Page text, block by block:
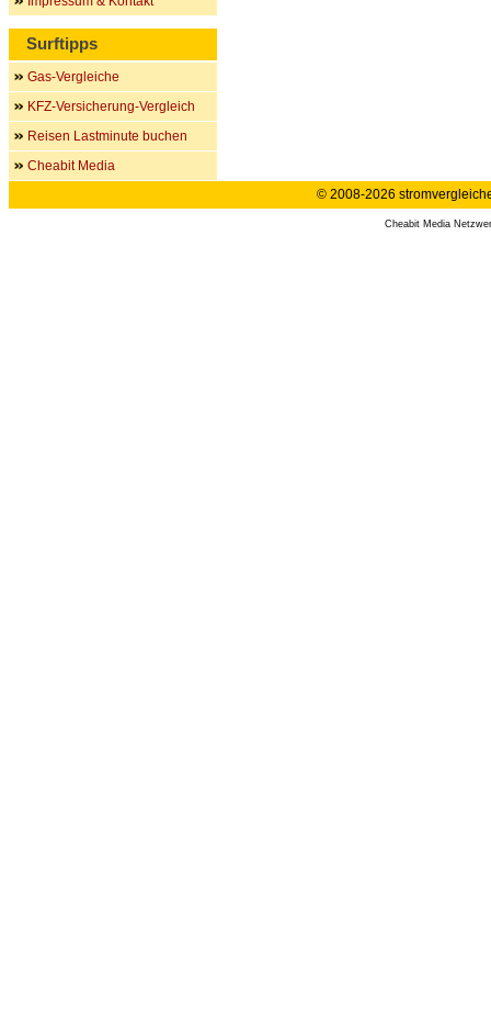
Surftipps
Gas-Vergleiche
KFZ-Versicherung-Vergleich
Reisen Lastminute buchen
Cheabit Media
© 2008-2026
Cheabit Media